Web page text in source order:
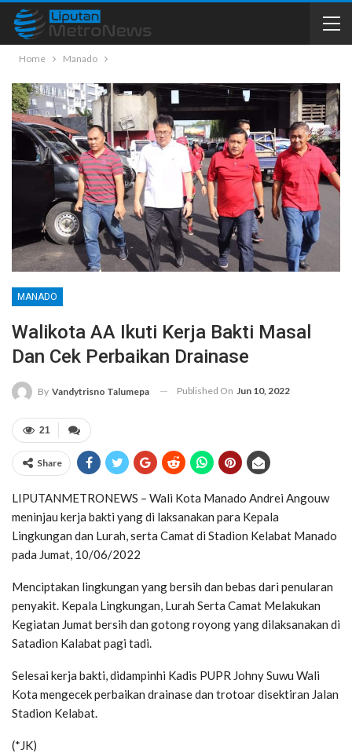
Home Manado
MANADO
Walikota AA Ikuti Kerja Bakti Masal
Dan Cek Perbaikan Drainase
By Vandytrisno Talumepa Published On Jun 10, 2022
21
Share
LIPUTANMETRONEWS – Wali Kota Manado Andrei Angouw
meninjau kerja bakti yang di laksanakan para Kepala
Lingkungan dan Lurah, serta Camat di Stadion Kelabat Manado
pada Jumat, 10/06/2022
Menciptakan lingkungan yang bersih dan bebas dari penularan
penyakit. Kepala Lingkungan, Lurah Serta Camat Melakukan
Kegiatan Jumat bersih dan gotong royong yang dilaksanakan di
Satadion Kalabat pagi tadi.
Selesai kerja bakti, didampinhi Kadis PUPR Johny Suwu Wali
Kota mengecek perbaikan drainase dan trotoar disektiran Jalan
Stadion Kelabat.
(*JK)